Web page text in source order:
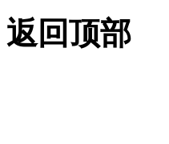
返回顶部